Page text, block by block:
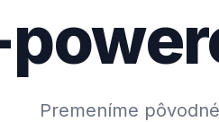
Premeníme